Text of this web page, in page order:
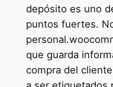
depósito es uno
puntos fuertes.
que guarda
compra del